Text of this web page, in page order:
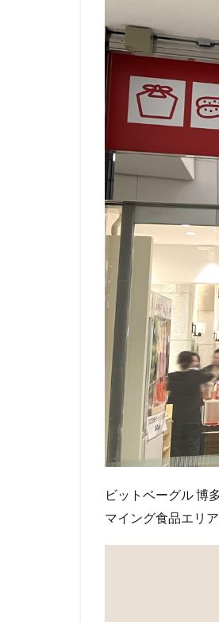
ビットベーグル 博
マイング食品エリ